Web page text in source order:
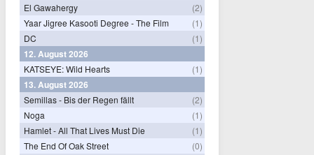
El Gawahergy
(2)
Yaar Jigree Kasooti Degree - The Film
(1)
DC
(1)
12. August 2026
KATSEYE: Wild Hearts (1)
13. August 2026
Semillas - Bis der Regen fällt
(2)
Noga
(1)
Hamlet - All That Lives Must Die
(1)
The End Of Oak Street
(0)